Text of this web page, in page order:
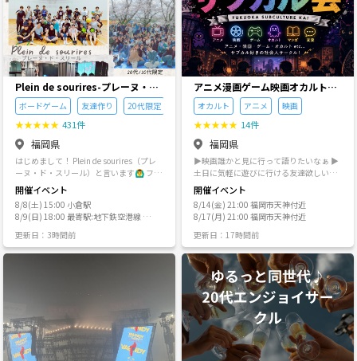
Plein de sourires-プレーヌ・
ド・スリール-【20代/30代の社会
人友達作りサークル】
ボードゲーム 友達作り 20代限定
★★★★★ 431件
福岡県
はじめまして！ Plein de sourires（プレ
ーヌ・ド・スリール）と言います🙆‍♂️ フラ
ンス語で「笑顔溢れる」という意味の言
葉を参考に名付けました！ 愛称は"プレ
ーヌ"で覚えてください🙆 ※サークル申
請いただく際は最後の注意事項をしっか
りご確認のうえ、申請いただけますと幸
いです！ ※KBCテレビ『シリタカ！』に
て当サークルを取り上げて頂きました！
なると、なかなか同年代の友達ができ
したらビジネスの勧誘だった...という経
験をされた方も多いかと思います。 僕も
サークル立ち上げ前は参加者側でした。
しかし、アムウ◯イやニュー◯キンなど
開催イベント
8/8(土) 15:00 小倉駅
8/9(日) 18:00 最寄駅:地下鉄空港線 天
更新日：3時間前
アニメ漫画ゲーム映画オカルトな
どなどサブカル好きのためのサー
クル「福岡サブカル会」
オカルト アニメ 映画
★★★★★ 14件
福岡県
▶︎映画誰かと見に行って語りたいなぁ ▶︎
土日に気軽に遊びに行ける友達欲しいな
ぁ ▶︎最近見たアニメ誰かと語りたいなぁ
▶︎怖い話聞きたいなぁ語りたいなぁ ▶︎お
笑いライブ行きたいけど1人はなぁ そん
なあなた！！ 福岡福岡アニメ漫画ゲーム
映画オカルトなどなどサブカル好きのた
めのサークル「福岡サブカル会」が色々
なイベントを企画していきます！！ 【開
催予定イベント】 ・現在上映中の映画を
みんなで観に行こう！ ・福岡のお笑いイ
ベントにみんなで行こう！ ・今期のアニ
メを語り合おう！ ・90年代のアニメを語
ろう！ ・同じ趣味嗜好を持つ友人を作ろ
う！ ・プロの怪談師による怪談会で震え
よう！ etc 【イベント開催場所】 福岡市
内 【募集】 🔸年齢性別問いませんが20
開催イベント
8/14(金) 21:00 福岡市天神付近
8/17(月) 21:00 福岡市天神付近
更新日：17時間前